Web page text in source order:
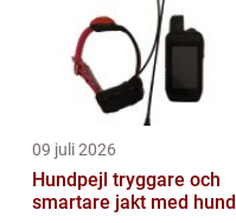
09 juli 2026
Hundpejl tryggare och
smartare jakt med hund